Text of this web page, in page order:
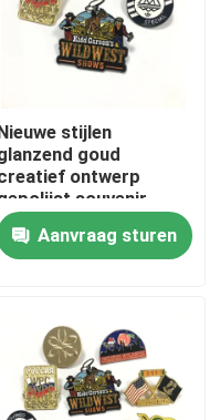
stijlen
goud
ontwerp
souvenir
metaal vintage
lapel pin broche
Aanvraag sturen